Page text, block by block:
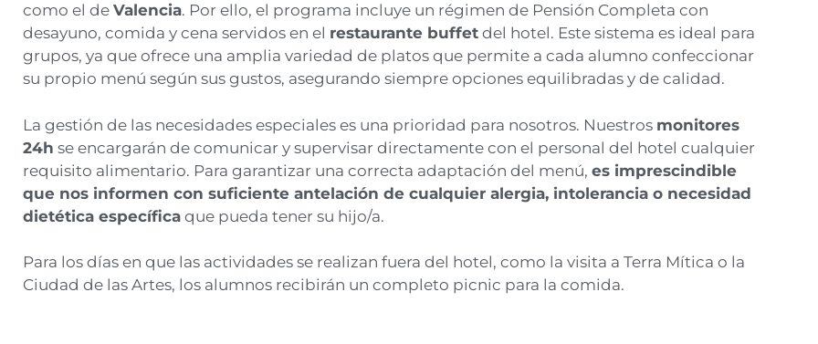
como el de Valencia. Por ello, el programa incluye un régimen de Pensión Completa con
desayuno, comida y cena servidos en el restaurante buffet del hotel. Este sistema es ideal para
grupos, ya que ofrece una amplia variedad de platos que permite a cada alumno confeccionar
su propio menú según sus gustos, asegurando siempre opciones equilibradas y de calidad.
La gestión de las necesidades especiales es una prioridad para nosotros. Nuestros monitores
24h se encargarán de comunicar y supervisar directamente con el personal del hotel cualquier
requisito alimentario. Para garantizar una correcta adaptación del menú, es imprescindible
que nos informen con suficiente antelación de cualquier alergia, intolerancia o necesidad
dietética específica que pueda tener su hijo/a.
Para los días en que las actividades se realizan fuera del hotel, como la visita a Terra Mítica o la
Ciudad de las Artes, los alumnos recibirán un completo picnic para la comida.